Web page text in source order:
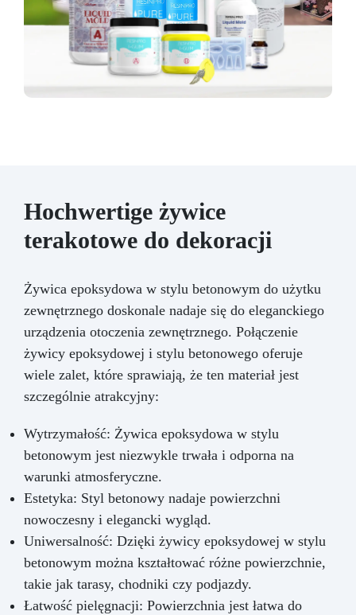
Hochwertige żywice
terakotowe do dekoracji
Żywica epoksydowa w stylu betonowym do użytku
zewnętrznego doskonale nadaje się do eleganckiego
urządzenia otoczenia zewnętrznego. Połączenie
żywicy epoksydowej i stylu betonowego oferuje
wiele zalet, które sprawiają, że ten materiał jest
szczególnie atrakcyjny:
Wytrzymałość: Żywica epoksydowa w stylu
betonowym jest niezwykle trwała i odporna na
warunki atmosferyczne.
Estetyka: Styl betonowy nadaje powierzchni
nowoczesny i elegancki wygląd.
Uniwersalność: Dzięki żywicy epoksydowej w stylu
betonowym można kształtować różne powierzchnie,
takie jak tarasy, chodniki czy podjazdy.
Łatwość pielęgnacji: Powierzchnia jest łatwa do